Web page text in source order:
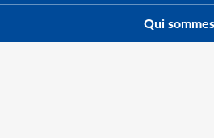
Navigation
Qui